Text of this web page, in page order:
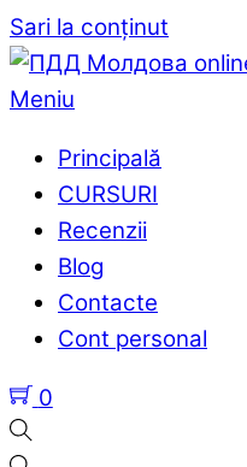
Sari la conținut
Meniu
Principală
CURSURI
Recenzii
Blog
Contacte
Cont personal
0